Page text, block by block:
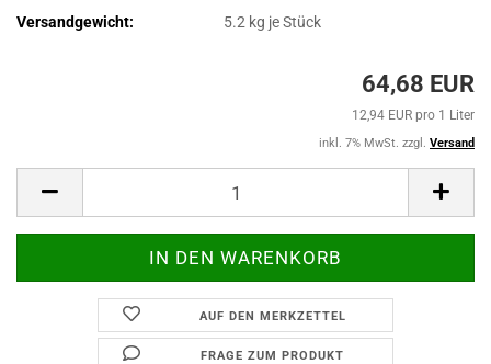
Versandgewicht:
5.2 kg je Stück
64,68 EUR
12,94 EUR pro 1 Liter
inkl. 7% MwSt. zzgl. Versand
AUF DEN MERKZETTEL
FRAGE ZUM PRODUKT